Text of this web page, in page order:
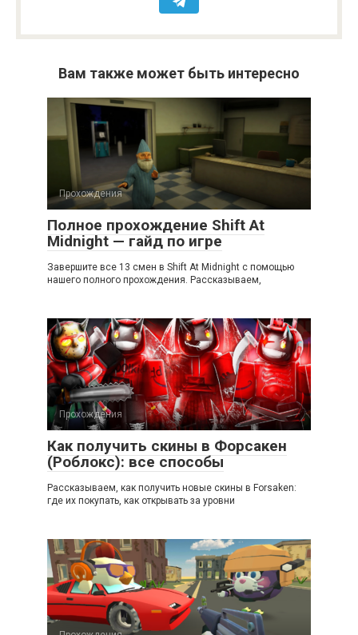
Вам также может быть интересно
Прохождения
Полное прохождение Shift At
Midnight — гайд по игре
Завершите все 13 смен в Shift At Midnight с помощью
нашего полного прохождения. Рассказываем,
Прохождения
Как получить скины в Форсакен
(Роблокс): все способы
Рассказываем, как получить новые скины в Forsaken:
где их покупать, как открывать за уровни